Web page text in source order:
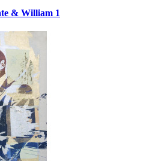
& William 1